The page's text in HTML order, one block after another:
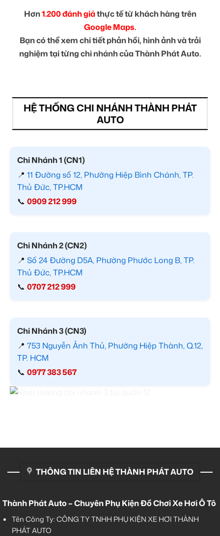
Hơn1.200 đánh giáthực tế từ khách hàng trên
Google Maps.
Bạn có thể xem chi tiết phản hồi, hình ảnh và trải
nghiệm tại từng chi nhánh của Thành Phát Auto.
HỆ THỐNG CHI NHÁNH THÀNH PHÁT
AUTO
Chi Nhánh 1 (CN1)
📍 11 Đường số 12, Phường Hiệp Bình Chánh, TP.
Thủ Đức, TP.HCM
📞 0909 212 999
Chi Nhánh 2 (CN2)
📍 Số 24 Đường D5A, Phường Phước Long B, TP.
Thủ Đức, TP.HCM
📞 0707 212 999
Chi Nhánh 3 (CN3)
📍 753 Nguyễn Ảnh Thủ, Phường Hiệp Thành, Q.12,
TP. HCM
📞 0977 383 567
THÔNG TIN LIÊN HỆ THÀNH PHÁT AUTO
Thành Phát Auto – Chuyên Phụ Kiện Đồ Chơi Xe Hơi Ô Tô
Tên Công Ty: CÔNG TY TNHH PHỤ KIỆN XE HƠI THÀNH
PHÁT AUTO